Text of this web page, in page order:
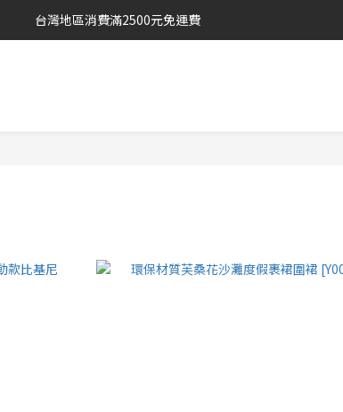
台灣地區消費滿2500元免運費